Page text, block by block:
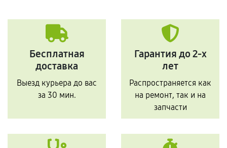
Бесплатная
доставка
Выезд курьера до вас
за 30 мин.
Гарантия до 2-х
лет
Распространяется как
на ремонт, так и на
запчасти